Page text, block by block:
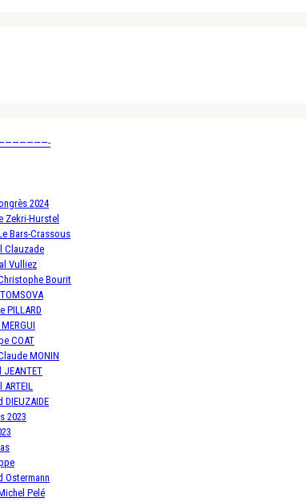
2024
Zekri-Hurstel
Bars-Crassous
Clauzade
Vulliez
Bourit
PILLARD
COAT
MONIN
JEANTET
DIEUZAIDE
2023
Ostermann
Pelé